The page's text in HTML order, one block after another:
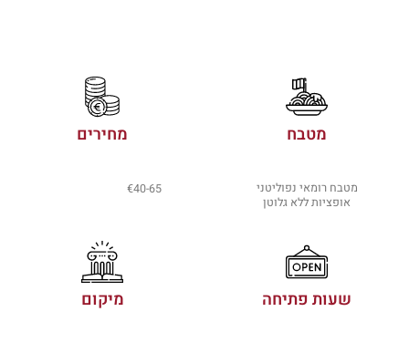
מטבח מחירים
מטבח רומאי נפוליטני
אופציות ללא גלוטן
€40-65
שעות פתיחה מיקום